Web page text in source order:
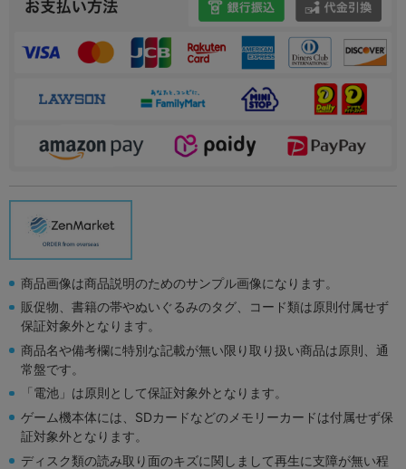
商品画像は商品説明のためのサンプル画像になります。
販促物、書籍の帯やぬいぐるみのタグ、コード類は原則付属せず
保証対象外となります。
商品名や備考欄に特別な記載が無い限り取り扱い商品は原則、通
常盤です。
「電池」は原則として保証対象外となります。
ゲーム機本体には、SDカードなどのメモリーカードは付属せず保
証対象外となります。
ディスク類の読み取り面のキズに関しまして再生に支障が無い程